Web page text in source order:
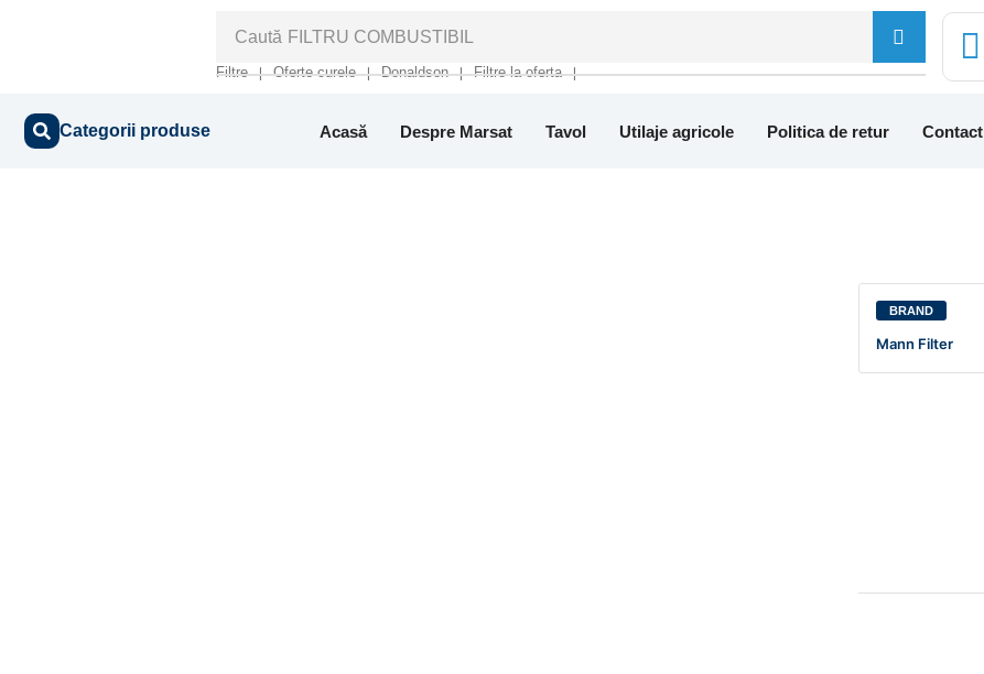
Caută FILTRU COMBUSTIBIL
Filtre ❘ Oferte curele ❘ Donaldson ❘ Filtre la oferta ❘
Categorii produse Acasă Despre Marsat Tavol Utilaje agricole Politica de retur Contact
BRAND
Mann Filter